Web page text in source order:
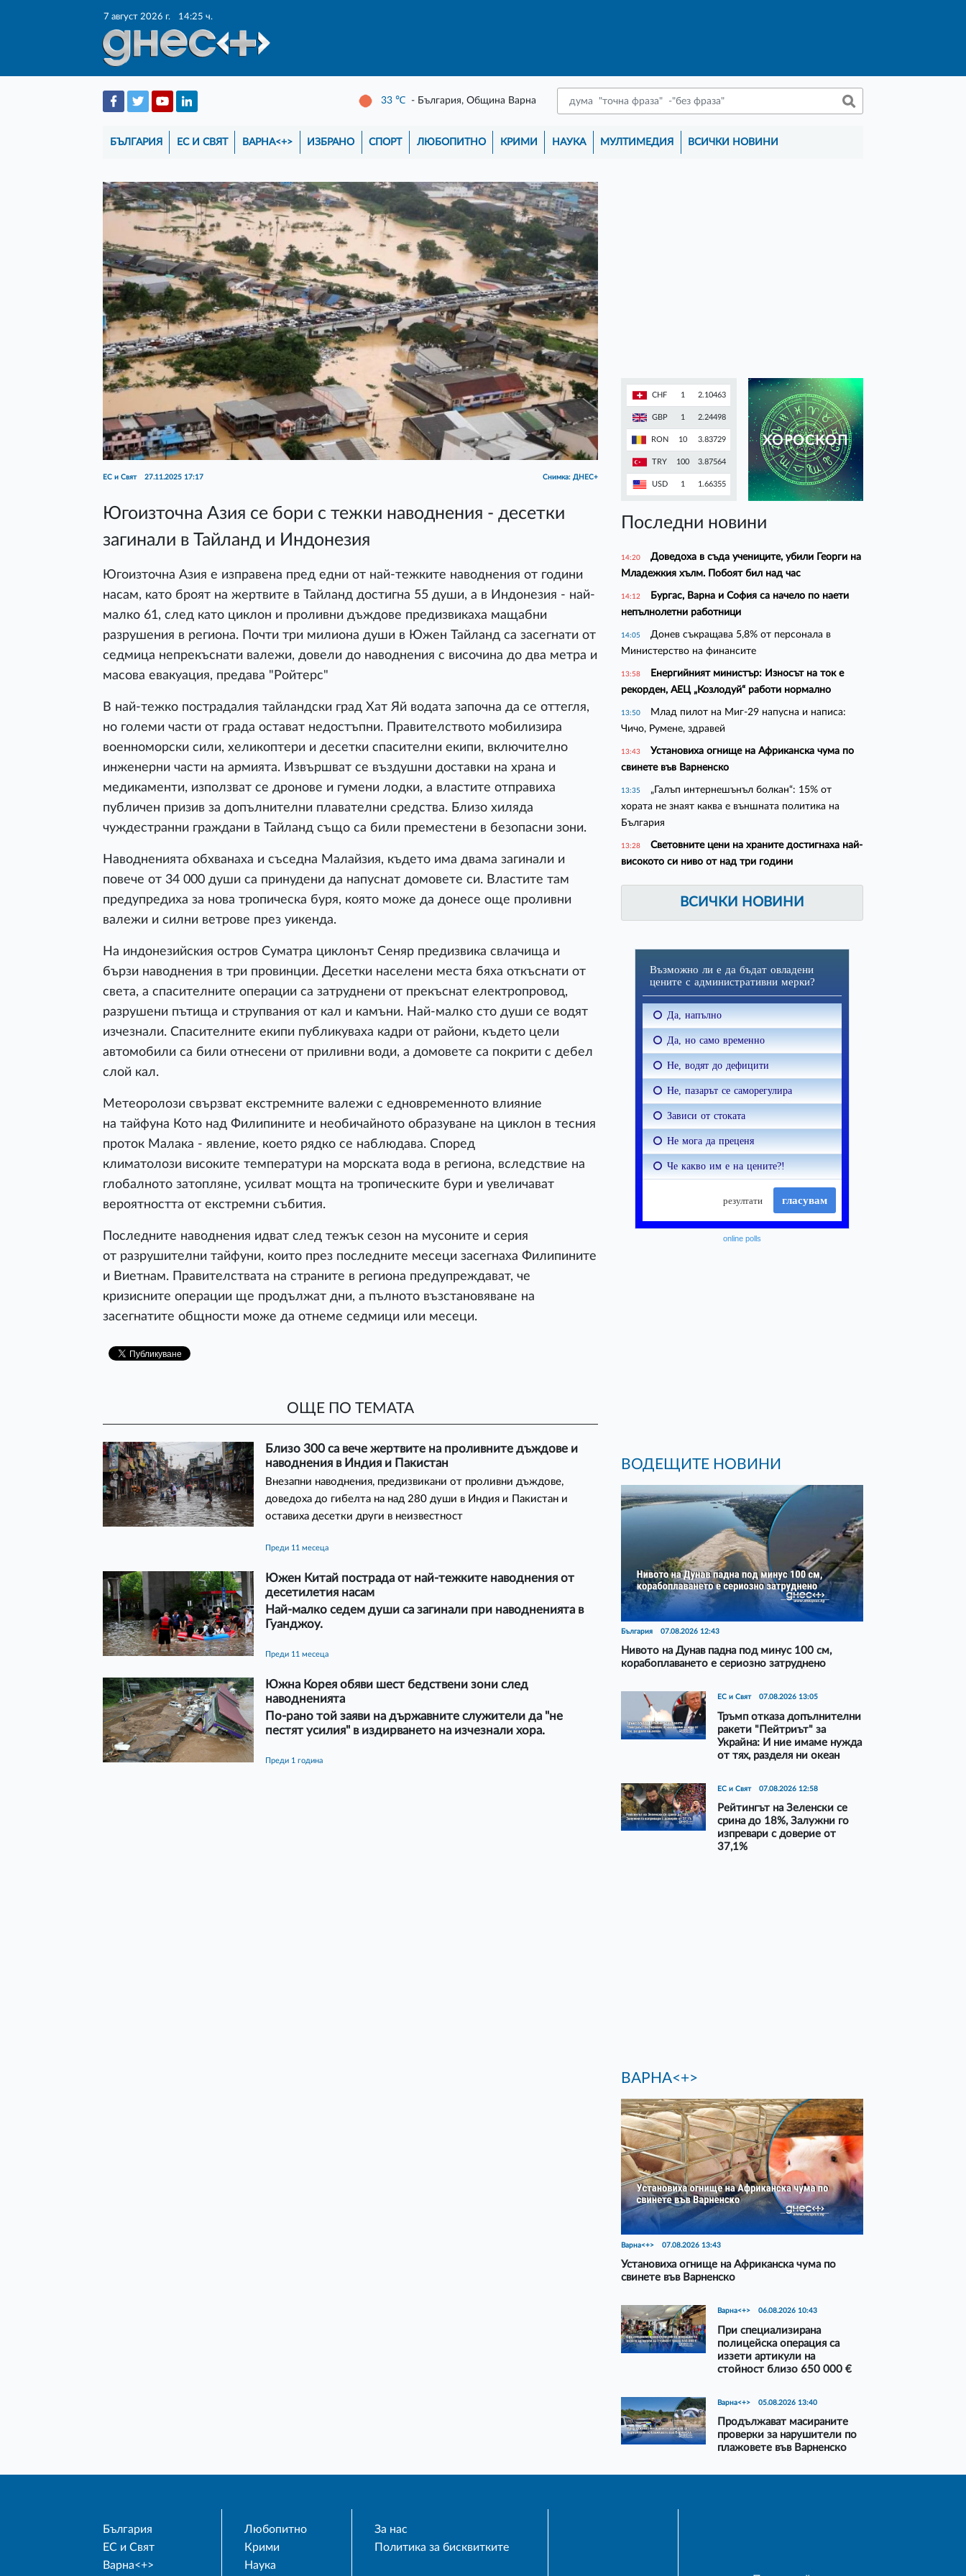
7 август 2026 г. 14:25 ч.
33 ℃ - България, Община Варна
БЪЛГАРИЯ ЕС И СВЯТ ВАРНА<+> ИЗБРАНО СПОРТ ЛЮБОПИТНО КРИМИ НАУКА МУЛТИМЕДИЯ ВСИЧКИ НОВИНИ
ЕС и Свят 27.11.2025 17:17 Снимка: ДНЕС+
Югоизточна Азия се бори с тежки наводнения - десетки
загинали в Тайланд и Индонезия
Югоизточна Азия е изправена пред едни от най-тежките наводнения от години
насам, като броят на жертвите в Тайланд достигна 55 души, а в Индонезия - най-
малко 61, след като циклон и проливни дъждове предизвикаха мащабни
разрушения в региона. Почти три милиона души в Южен Тайланд са засегнати от
седмица непрекъснати валежи, довели до наводнения с височина до два метра и
масова евакуация, предава "Ройтерс"
В най-тежко пострадалия тайландски град Хат Яй водата започна да се оттегля,
но големи части от града остават недостъпни. Правителството мобилизира
военноморски сили, хеликоптери и десетки спасителни екипи, включително
инженерни части на армията. Извършват се въздушни доставки на храна и
медикаменти, използват се дронове и гумени лодки, а властите отправиха
публичен призив за допълнителни плавателни средства. Близо хиляда
чуждестранни граждани в Тайланд също са били преместени в безопасни зони.
Наводненията обхванаха и съседна Малайзия, където има двама загинали и
повече от 34 000 души са принудени да напуснат домовете си. Властите там
предупредиха за нова тропическа буря, която може да донесе още проливни
валежи и силни ветрове през уикенда.
На индонезийския остров Суматра циклонът Сеняр предизвика свлачища и
бързи наводнения в три провинции. Десетки населени места бяха откъснати от
света, а спасителните операции са затруднени от прекъснат електропровод,
разрушени пътища и струпвания от кал и камъни. Най-малко сто души се водят
изчезнали. Спасителните екипи публикуваха кадри от райони, където цели
автомобили са били отнесени от приливни води, а домовете са покрити с дебел
слой кал.
Метеоролози свързват екстремните валежи с едновременното влияние
на тайфуна Кото над Филипините и необичайното образуване на циклон в тесния
проток Малака - явление, което рядко се наблюдава. Според
климатолози високите температури на морската вода в региона, вследствие на
глобалното затопляне, усилват мощта на тропическите бури и увеличават
вероятността от екстремни събития.
Последните наводнения идват след тежък сезон на мусоните и серия
от разрушителни тайфуни, които през последните месеци засегнаха Филипините
и Виетнам. Правителствата на страните в региона предупреждават, че
кризисните операции ще продължат дни, а пълното възстановяване на
засегнатите общности може да отнеме седмици или месеци.
ОЩЕ ПО ТЕМАТА
Близо 300 са вече жертвите на проливните дъждове и
наводнения в Индия и Пакистан
Внезапни наводнения, предизвикани от проливни дъждове,
доведоха до гибелта на над 280 души в Индия и Пакистан и
оставиха десетки други в неизвестност
преди 11 месеца
Южен Китай пострада от най-тежките наводнения от
десетилетия насам
Най-малко седем души са загинали при наводненията в
Гуанджоу.
преди 11 месеца
Южна Корея обяви шест бедствени зони след
наводненията
По-рано той заяви на държавните служители да "не
пестят усилия" в издирването на изчезнали хора.
преди 1 година
CHF 1 2.10463
GBP 1 2.24498
RON 10 3.83729
TRY 100 3.87564
USD 1 1.66355
ХОРОСКОП
Последни новини
14:20
Доведоха в съда учениците, убили Георги на
Младежкия хълм. Побоят бил над час
14:12
Бургас, Варна и София са начело по наети
непълнолетни работници
14:05
Донев съкращава 5,8% от персонала в
Министерство на финансите
13:58
Енергийният министър: Износът на ток е
рекорден, АЕЦ „Козлодуй“ работи нормално
13:50
Млад пилот на Миг-29 напусна и написа:
Чичо, Румене, здравей
13:43
Установиха огнище на Африканска чума по
свинете във Варненско
13:35
„Галъп интернешънъл болкан“: 15% от
хората не знаят каква е външната политика на
България
13:28
Световните цени на храните достигнаха най-
високото си ниво от над три години
ВСИЧКИ НОВИНИ
online polls
ВОДЕЩИТЕ НОВИНИ
България 07.08.2026 12:43
Нивото на Дунав падна под минус 100 см,
корабоплаването е сериозно затруднено
ЕС и Свят 07.08.2026 13:05
Тръмп отказа допълнителни
ракети "Пейтриът" за
Украйна: И ние имаме нужда
от тях, разделя ни океан
ЕС и Свят 07.08.2026 12:58
Рейтингът на Зеленски се
срина до 18%, Залужни го
изпревари с доверие от
37,1%
ВАРНА<+>
Варна<+> 07.08.2026 13:43
Установиха огнище на Африканска чума по
свинете във Варненско
Варна<+> 06.08.2026 10:43
При специализирана
полицейска операция са
иззети артикули на
стойност близо 650 000 €
Варна<+> 05.08.2026 13:40
Продължават масираните
проверки за нарушители по
плажовете във Варненско
България
ЕС и Свят
Варна<+>
Любопитно
Крими
Наука
За нас
Политика за бисквитките